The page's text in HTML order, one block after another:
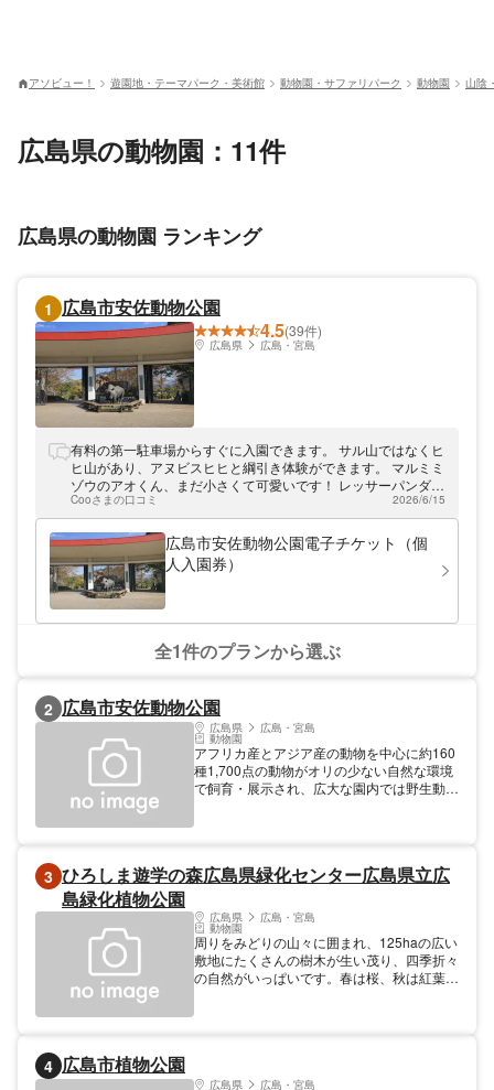
アソビュー！ 遊園地・テーマパーク・美術館 動物園・サファリパーク 動物園 山陰
広島県の動物園：11件
広島県の動物園 ランキング
1 広島市安佐動物公園
4.5(39件)
広島県 広島・宮島
有料の第一駐車場からすぐに入園できます。 サル山ではなくヒ
ヒ山があり、アヌビスヒヒと綱引き体験ができます。 マルミミ
ゾウのアオくん、まだ小さくて可愛いです！ レッサーパンダが
いる西園の端までは距離があります。 ツキノワグマが出没した
とのことで、一部通行禁止エリアがありました。
Cooさまの口コミ 2026/6/15
広島市安佐動物公園電子チケット（個
人入園券）
全1件のプランから選ぶ
2 広島市安佐動物公園
広島県 広島・宮島
動物園
アフリカ産とアジア産の動物を中心に約160
種1,700点の動物がオリの少ない自然な環境
で飼育・展示され、広大な園内では野生動物
きる。 料金: 大人 510円 65歳以上は170円
要） 団体割引（30人以上）430円（65歳以
上は130円）、年間パスポートは1,540円
（65歳以上は510円） 料金: 高校生 170円 団
体割引（30人以上）130円、年間パスポート
は510円 料金: 中学生以下は無料 開園 9:00～
3 ひろしま遊学の森広島県緑化センター広島県立広
島緑化植物公園
広島県 広島・宮島
動物園
周りをみどりの山々に囲まれ、125haの広い
敷地にたくさんの樹木が生い茂り、四季折々
の自然がいっぱいです。春は桜、秋は紅葉な
ります。12000mの散策路も設置されていま
4 広島市植物公園
広島県 広島・宮島